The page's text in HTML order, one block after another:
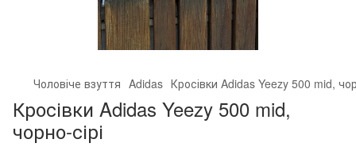
Чоловіче взуття Adidas Кросівки Adidas Yeezy 500 mid,
Кросівки Adidas Yeezy 500 mid,
чорно-сірі